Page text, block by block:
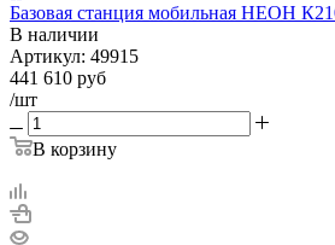
Базовая станция мобильная НЕОН
В наличии
Артикул: 49915
441 610 руб
/шт
В корзину